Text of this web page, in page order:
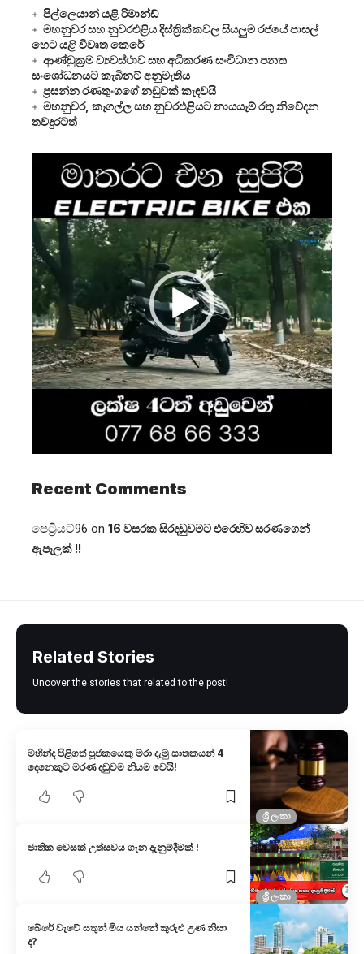
පිල්ලෙයාන් යළි රිමාන්ඩ්
මහනුවර සහ නුවරඑළිය දිස්ත්‍රික්කවල සියලුම රජයේ පාසල්
හෙට යළි විවෘත කෙරේ
ආණ්ඩුක්‍රම ව්‍යවස්ථාව සහ අධිකරණ සංවිධාන පනත
සංශෝධනයට කැබිනට් අනුමැතිය
ප්‍රසන්න රණතුංගගේ නඩුවක් කැඳවයි
මහනුවර, කෑගල්ල සහ නුවරඑළියට නායයෑම් රතු නිවේදන
තවදුරටත්
Player
Recent Comments
පෙට්‍රියට්96 on 16 වසරක සිරදඬුවමට එරෙහිව සරණගෙන්
ඇපෑලක් !!
Related Stories
Uncover the stories that related to the post!
ශ්‍රී ලංකා
මහින්ද පිළිගත් පූජකයෙකු මරා දැමු ඝාතකයන් 4
දෙනෙකුට මරණ දඬුවම නියම වෙයි!
ශ්‍රී ලංකා
ජාතික වෙසක් උත්සවය ගැන දැනුම්දීමක් !
බේරේ වැවේ සතුන් මිය යන්නේ කුරුළු උණ නිසා
ද?